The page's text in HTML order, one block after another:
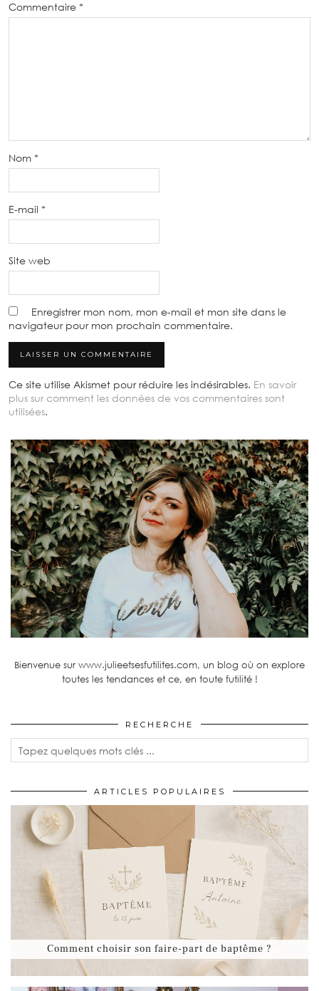
Commentaire *
Nom *
E-mail *
Site web
Enregistrer mon nom, mon e-mail et mon site dans le
navigateur pour mon prochain commentaire.
Ce site utilise Akismet pour réduire les indésirables. En savoir
plus sur comment les données de vos commentaires sont
utilisées.
Bienvenue sur www.julieetsesfutilites.com, un blog où on explore
toutes les tendances et ce, en toute futilité !
RECHERCHE
ARTICLES POPULAIRES
Comment choisir son faire-part de baptême ?